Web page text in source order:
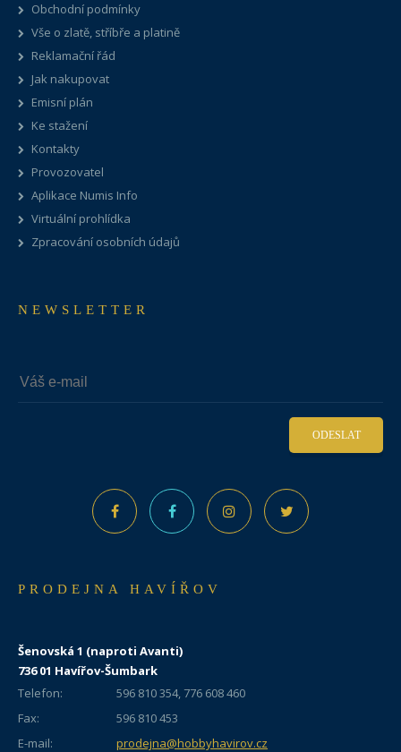
Obchodní podmínky
Vše o zlatě, stříbře a platině
Reklamační řád
Jak nakupovat
Emisní plán
Ke stažení
Kontakty
Provozovatel
Aplikace Numis Info
Virtuální prohlídka
Zpracování osobních údajů
NEWSLETTER
ODESLAT
PRODEJNA HAVÍŘOV
Šenovská 1 (naproti Avanti)
736 01 Havířov-Šumbark
Telefon:
596 810 354, 776 608 460
Fax:
596 810 453
E-mail:
prodejna@hobbyhavirov.cz